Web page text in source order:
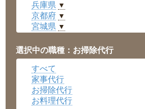
兵庫県 ▼
京都府 ▼
宮城県 ▼
福井県 ▼
岡山県 ▼
広島県
沖縄県 ▼
選択中の職種：お掃除代行
すべて
家事代行
お掃除代行
お料理代行